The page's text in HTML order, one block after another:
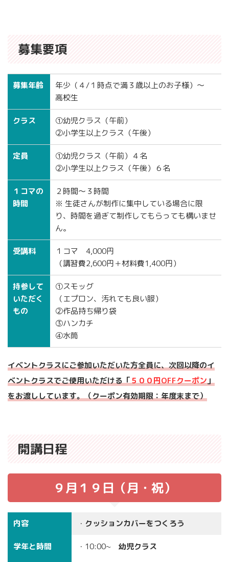
募集要項
募集年齢
年少（４/１時点で満３歳以上のお子様）〜
高校生
クラス
①幼児クラス（午前）
②小学生以上クラス（午後）
定員
①幼児クラス（午前）４名
②小学生以上クラス（午後）６名
１コマの
時間
２時間〜３時間
※ 生徒さんが制作に集中している場合に限
り、時間を過ぎて制作してもらっても構いませ
ん。
受講料
１コマ 4,000円
（講習費2,600円＋材料費1,400円）
持参して
いただく
もの
①スモッグ
（エプロン、汚れても良い服）
②作品持ち帰り袋
③ハンカチ
④水筒
イベントクラスにご参加いただいた方全員に、次回以降のイ
ベントクラスでご使用いただける「５００円OFFクーポン」
をお渡ししています。（クーポン有効期限：年度末まで）
開講日程
９月１９日（月・祝）
内容 ・ クッションカバーをつくろう
学年と時間 ・10:00~ 幼児クラス